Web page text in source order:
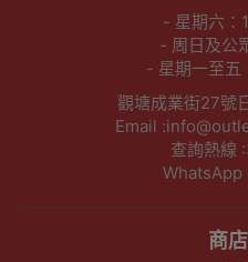
- 星期六：
- 周日及公
- 星期一至五
觀塘成業街27號
Email
查詢熱線
商